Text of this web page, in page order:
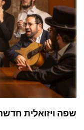
שפה ויזואלית